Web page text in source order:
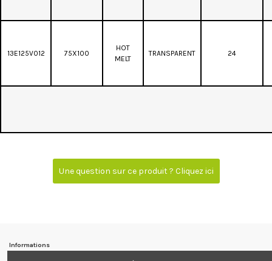
13E125V012 75X100
HOT
MELT
TRANSPARENT 24
Une question sur ce produit ? Cliquez ici
Informations